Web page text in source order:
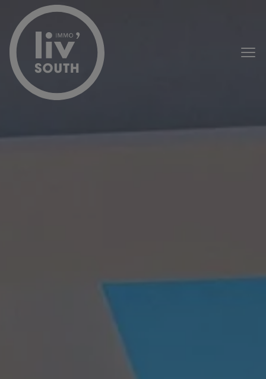
Passer le menu et aller au contenu